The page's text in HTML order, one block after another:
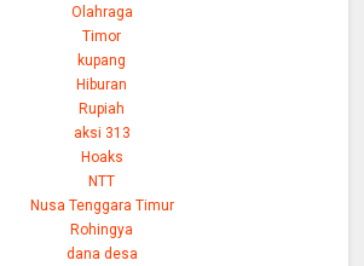
Olahraga
Timor
kupang
Hiburan
Rupiah
aksi 313
Hoaks
NTT
Nusa Tenggara Timur
Rohingya
dana desa